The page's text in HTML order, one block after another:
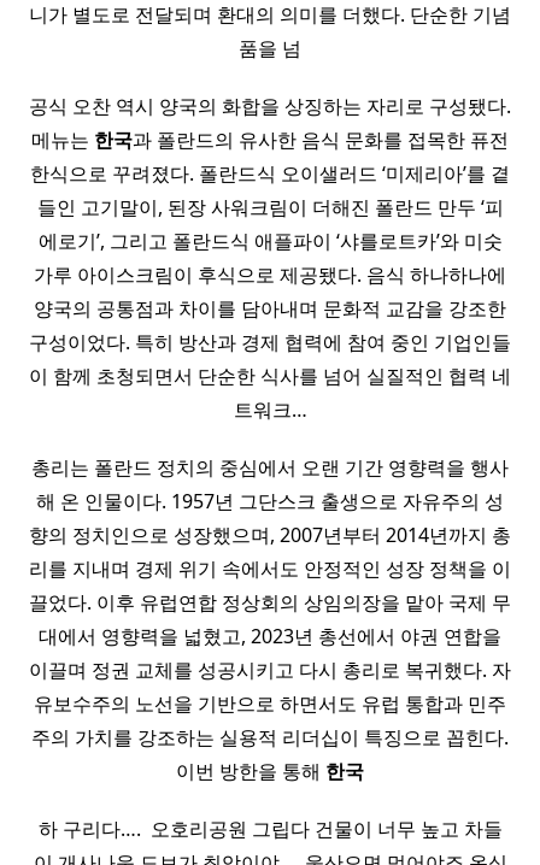
니가 별도로 전달되며 환대의 의미를 더했다. 단순한 기념
품을 넘
공식 오찬 역시 양국의 화합을 상징하는 자리로 구성됐다.
메뉴는 한국과 폴란드의 유사한 음식 문화를 접목한 퓨전
한식으로 꾸려졌다. 폴란드식 오이샐러드 ‘미제리아’를 곁
들인 고기말이, 된장 사워크림이 더해진 폴란드 만두 ‘피
에로기’, 그리고 폴란드식 애플파이 ‘샤를로트카’와 미숫
가루 아이스크림이 후식으로 제공됐다. 음식 하나하나에
양국의 공통점과 차이를 담아내며 문화적 교감을 강조한
구성이었다. 특히 방산과 경제 협력에 참여 중인 기업인들
이 함께 초청되면서 단순한 식사를 넘어 실질적인 협력 네
트워크…
총리는 폴란드 정치의 중심에서 오랜 기간 영향력을 행사
해 온 인물이다. 1957년 그단스크 출생으로 자유주의 성
향의 정치인으로 성장했으며, 2007년부터 2014년까지 총
리를 지내며 경제 위기 속에서도 안정적인 성장 정책을 이
끌었다. 이후 유럽연합 정상회의 상임의장을 맡아 국제 무
대에서 영향력을 넓혔고, 2023년 총선에서 야권 연합을
이끌며 정권 교체를 성공시키고 다시 총리로 복귀했다. 자
유보수주의 노선을 기반으로 하면서도 유럽 통합과 민주
주의 가치를 강조하는 실용적 리더십이 특징으로 꼽힌다.
이번 방한을 통해 한국
하 구리다…. ​ 오호리공원 그립다 건물이 너무 높고 차들